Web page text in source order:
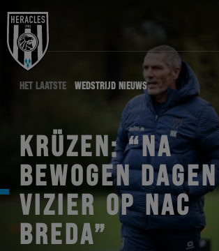
HET LAATSTE WEDSTRIJD NIEUWS
KRÜZEN: “NA
BEWOGEN DAGEN
VIZIER OP NAC
BREDA”